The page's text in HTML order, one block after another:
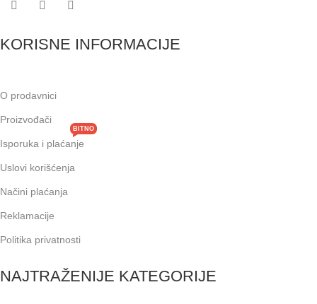
KORISNE INFORMACIJE
O prodavnici
Proizvođači
Isporuka i plaćanje
BITNO
Uslovi korišćenja
Načini plaćanja
Reklamacije
Politika privatnosti
NAJTRAŽENIJE KATEGORIJE